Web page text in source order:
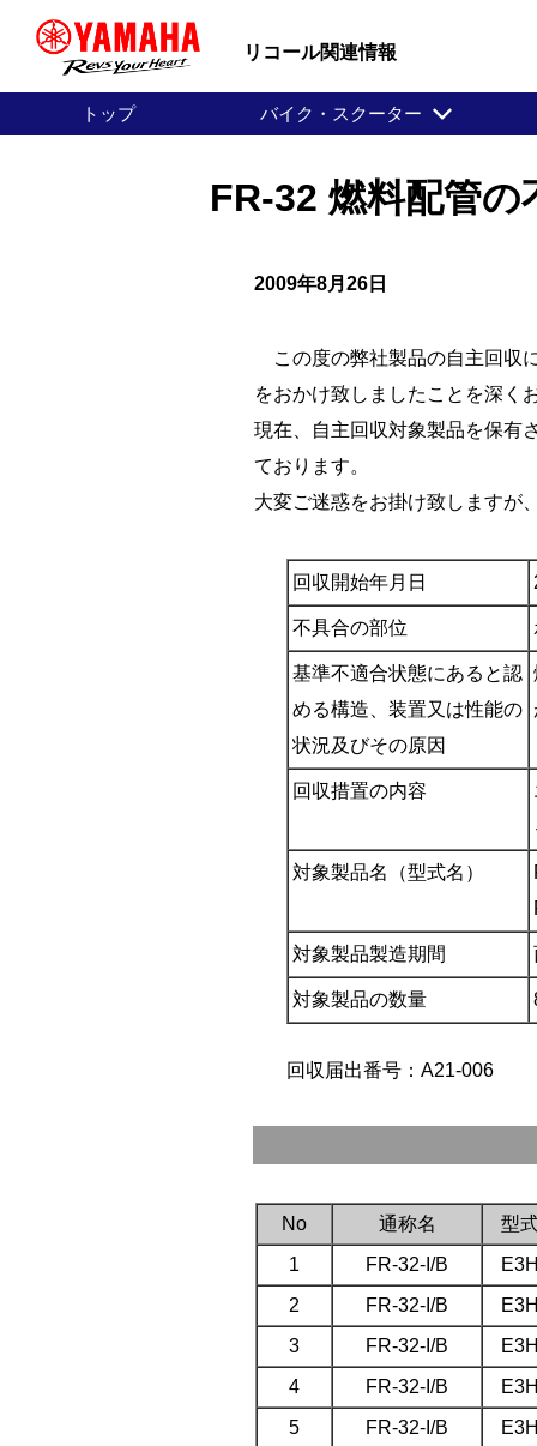
リコール関連情報
トップ バイク・スクーター
FR-32 燃料配管
2009年8月26日
この度の弊社製品の自主回収
をおかけ致しましたことを深く
現在、自主回収対象製品を保有
ております。
大変ご迷惑をお掛け致しますが
回収開始年月日
不具合の部位
基準不適合状態にあると認
める構造、装置又は性能の
状況及びその原因
回収措置の内容
対象製品名（型式名）
対象製品製造期間
対象製品の数量
回収届出番号：A21-006
No 通称名
型
1
FR-32-I/B
2
FR-32-I/B
3
FR-32-I/B
4
FR-32-I/B
5
FR-32-I/B